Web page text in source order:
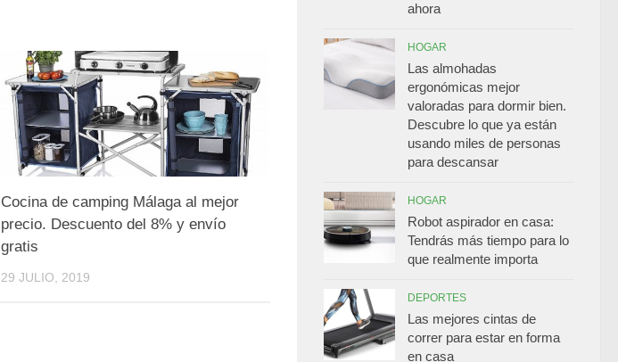
Cocina de camping Málaga al mejor
precio. Descuento del 8% y envío
gratis
29 JULIO, 2019
ahora
HOGAR
Las almohadas
ergonómicas mejor
valoradas para dormir bien.
Descubre lo que ya están
usando miles de personas
para descansar
HOGAR
Robot aspirador en casa:
Tendrás más tiempo para lo
que realmente importa
DEPORTES
Las mejores cintas de
correr para estar en forma
en casa